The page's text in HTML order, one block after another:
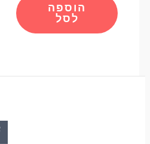
הוספה
לסל